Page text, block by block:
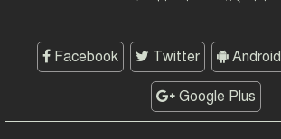
Facebook Twitter Android
Google Plus